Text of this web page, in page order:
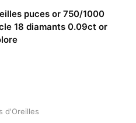
puces or 750/1000
18 diamants 0.09ct or
d'Oreilles